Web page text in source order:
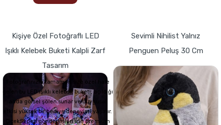
Kişiye Özel Fotoğraflı LED
Işıklı Kelebek Buketi Kalpli Zarf
Tasarım
Fotoğrafınızla tamamen size özel hale
gelen bu LED ışıklı kelebek buketi, açıldığı
anda görsel şölen sunar ve duygusal
etkisi yüksek bir hediye deneyimi yaşatır.
ÇiçekSepeti gönderimleri için premium
Sevimli Nihilist Yalnız
Penguen Peluş 30 Cm